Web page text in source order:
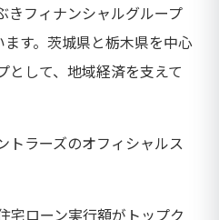
きフィナンシャルグループ
す。茨城県と栃木県を中心
として、地域経済を支えて
トラーズのオフィシャルス
宅ローン実行額がトップク